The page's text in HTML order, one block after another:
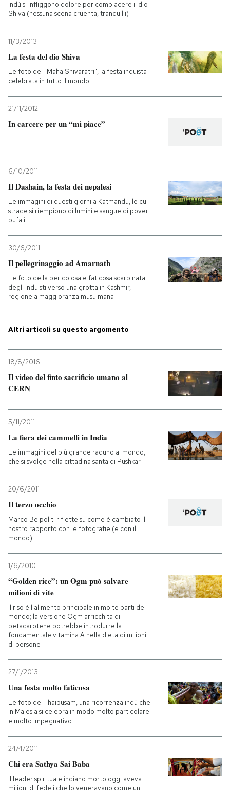
CALENDARIO
AREA PERSONALE
Entra
indù si infliggono dolore per compiacere il dio
Shiva (nessuna scena cruenta, tranquilli)
11/3/2013
La festa del dio Shiva
Le foto del "Maha Shivaratri", la festa induista
celebrata in tutto il mondo
21/11/2012
In carcere per un “mi piace”
6/10/2011
Il Dashain, la festa dei nepalesi
Le immagini di questi giorni a Katmandu, le cui
strade si riempiono di lumini e sangue di poveri
bufali
30/6/2011
Il pellegrinaggio ad Amarnath
Le foto della pericolosa e faticosa scarpinata
degli induisti verso una grotta in Kashmir,
regione a maggioranza musulmana
Altri articoli su questo argomento
18/8/2016
Il video del finto sacrificio umano al
CERN
5/11/2011
La fiera dei cammelli in India
Le immagini del più grande raduno al mondo,
che si svolge nella cittadina santa di Pushkar
20/6/2011
Il terzo occhio
Marco Belpoliti riflette su come è cambiato il
nostro rapporto con le fotografie (e con il
mondo)
1/6/2010
“Golden rice”: un Ogm può salvare
milioni di vite
Il riso è l'alimento principale in molte parti del
mondo; la versione Ogm arricchita di
betacarotene potrebbe introdurre la
fondamentale vitamina A nella dieta di milioni
di persone
27/1/2013
Una festa molto faticosa
Le foto del Thaipusam, una ricorrenza indù che
in Malesia si celebra in modo molto particolare
e molto impegnativo
24/4/2011
Chi era Sathya Sai Baba
Il leader spirituale indiano morto oggi aveva
milioni di fedeli che lo veneravano come un